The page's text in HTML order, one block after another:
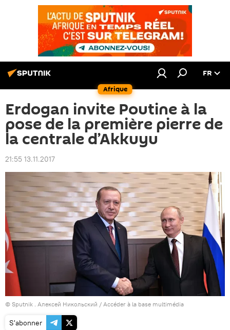
Afrique
FR
Erdogan invite Poutine à la
pose de la première pierre de
la centrale d’Akkuyu
21:55 13.11.2017
© Sputnik . Алексей Никольский / Accéder à la base multimédia
S'abonner